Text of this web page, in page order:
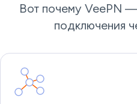
Вот почему VeePN
подключения